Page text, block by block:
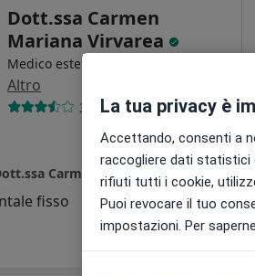
Dott.ssa Carmen
Mariana Virvarea
Medico estetico, Ortodontista
Altro
3 recensioni
Carmen Mariana Virvarea
fisso da 600 €
La tua privacy è
Accettando, consenti a
raccogliere dati statistici
rifiuti tutti i cookie,
Puoi revocare il tuo
impostazioni. Per